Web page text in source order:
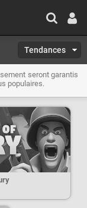
Tendances
seront garantis
populaires.